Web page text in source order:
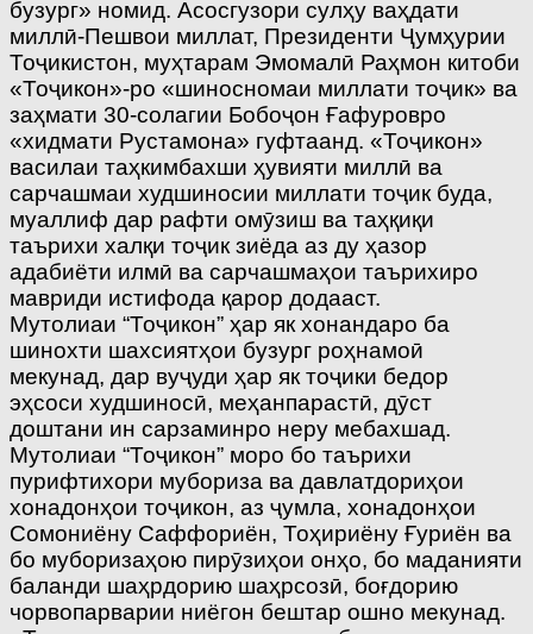
бузург» номид. Асосгузори сулҳу ваҳдати
миллӣ-Пешвои миллат, Президенти Ҷумҳурии
Тоҷикистон, муҳтарам Эмомалӣ Раҳмон китоби
«Тоҷикон»-ро «шиносномаи миллати тоҷик» ва
заҳмати 30-солагии Бобоҷон Ғафуровро
«хидмати Рустамона» гуфтаанд. «Тоҷикон»
василаи таҳкимбахши ҳувияти миллӣ ва
сарчашмаи худшиносии миллати тоҷик буда,
муаллиф дар рафти омӯзиш ва таҳқиқи
таърихи халқи тоҷик зиёда аз ду ҳазор
адабиёти илмӣ ва сарчашмаҳои таърихиро
мавриди истифода қарор додааст.
Мутолиаи “Тоҷикон” ҳар як хонандаро ба
шинохти шахсиятҳои бузург роҳнамоӣ
мекунад, дар вуҷуди ҳар як тоҷики бедор
эҳсоси худшиносӣ, меҳанпарастӣ, дӯст
доштани ин сарзаминро неру мебахшад.
Мутолиаи “Тоҷикон” моро бо таърихи
пурифтихори мубориза ва давлатдориҳои
хонадонҳои тоҷикон, аз ҷумла, хонадонҳои
Сомониёну Саффориён, Тоҳириёну Ғуриён ва
бо муборизаҳою пирӯзиҳои онҳо, бо маданияти
баланди шаҳрдорию шаҳрсозӣ, боғдорию
чорвопарварии ниёгон бештар ошно мекунад.